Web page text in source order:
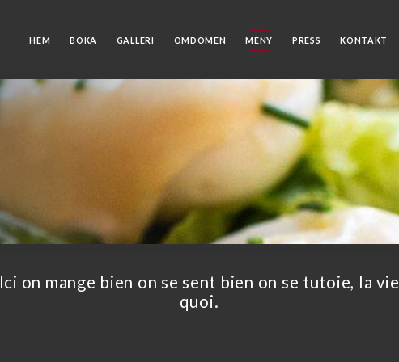
HEM BOKA GALLERI OMDÖMEN MENY PRESS KONTAKT
Ici on mange bien on se sent bien on se tutoie, la vie
quoi.